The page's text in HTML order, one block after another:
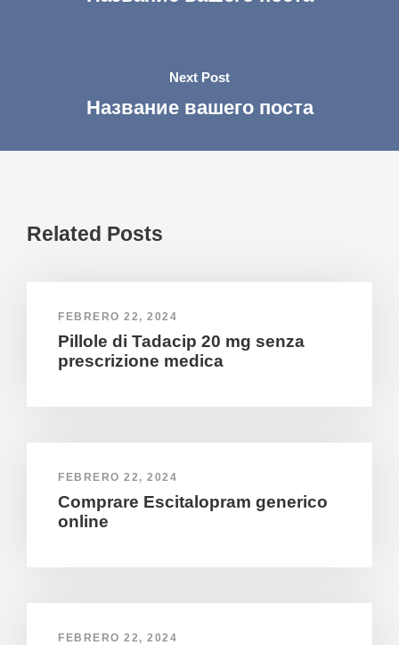
Next Post
Название вашего поста
Related Posts
FEBRERO 22, 2024
Pillole di Tadacip 20 mg senza
prescrizione medica
FEBRERO 22, 2024
Comprare Escitalopram generico
online
FEBRERO 22, 2024